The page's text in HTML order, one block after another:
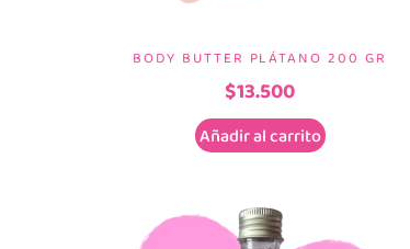
BODY BUTTER PLÁTANO 200 GR
$13.500
Añadir al carrito